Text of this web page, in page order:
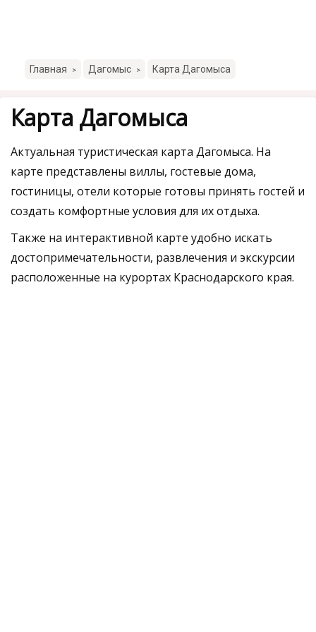
Главная > Дагомыс > Карта Дагомыса
Карта Дагомыса
Актуальная туристическая карта Дагомыса. На
карте представлены виллы, гостевые дома,
гостиницы, отели которые готовы принять гостей и
создать комфортные условия для их отдыха.
Также на интерактивной карте удобно искать
достопримечательности, развлечения и экскурсии
расположенные на курортах Краснодарского края.